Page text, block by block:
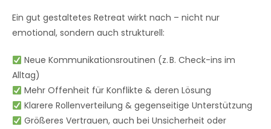
Ein gut gestaltetes Retreat wirkt nach – nicht nur
emotional, sondern auch strukturell:
Neue Kommunikationsroutinen (z. B. Check-ins im
Alltag)
Mehr Offenheit für Konflikte & deren Lösung
Klarere Rollenverteilung & gegenseitige Unterstützung
Größeres Vertrauen, auch bei Unsicherheit oder